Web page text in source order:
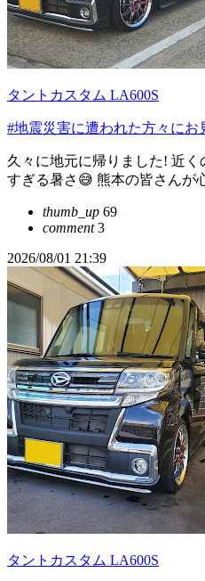
タントカスタム LA600S
#地震災害に遭われた方々にお
久々に地元に帰りました! 近
すぎる暑さ😅 熊本の皆さんが
thumb_up 69
comment3
2026/08/01 21:39
タントカスタム LA600S